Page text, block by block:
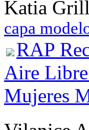
Katia
capa
RAP
Aire
Mujeres